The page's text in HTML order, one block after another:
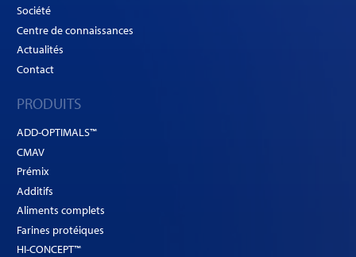
Société
Centre de connaissances
Actualités
Contact
PRODUITS
ADD-OPTIMALS™
CMAV
Prémix
Additifs
Aliments complets
Farines protéiques
HI-CONCEPT™